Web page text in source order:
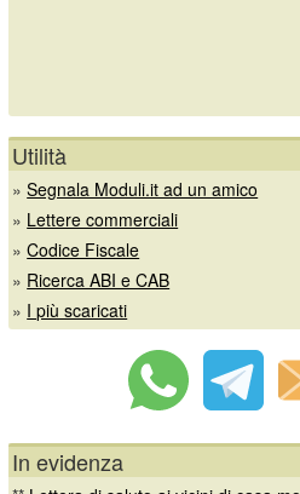
Utilità
»Segnala Moduli.it ad un amico
» Lettere commerciali
»Codice Fiscale
» Ricerca ABI e CAB
» I più scaricati
In evidenza